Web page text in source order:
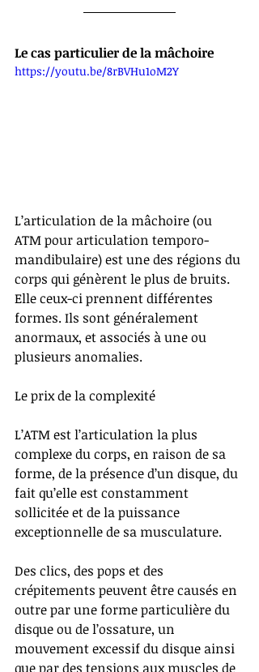
Le cas particulier de la mâchoire
https://youtu.be/8rBVHu1oM2Y
L’articulation de la mâchoire (ou
ATM pour articulation temporo-
mandibulaire) est une des régions du
corps qui génèrent le plus de bruits.
Elle ceux-ci prennent différentes
formes. Ils sont généralement
anormaux, et associés à une ou
plusieurs anomalies.
Le prix de la complexité
L’ATM est l’articulation la plus
complexe du corps, en raison de sa
forme, de la présence d’un disque, du
fait qu’elle est constamment
sollicitée et de la puissance
exceptionnelle de sa musculature.
Des clics, des pops et des
crépitements peuvent être causés en
outre par une forme particulière du
disque ou de l’ossature, un
mouvement excessif du disque ainsi
que par des tensions aux muscles de